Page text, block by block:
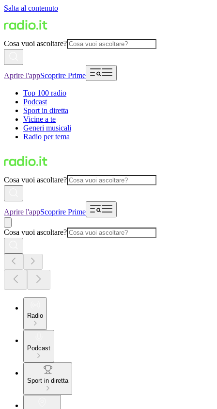
Salta al contenuto
Cosa vuoi ascoltare?
Aprire l'appScoprire Prime
Top 100 radio
Podcast
Sport in diretta
Vicine a te
Generi musicali
Radio per tema
Cosa vuoi ascoltare?
Aprire l'appScoprire Prime
Cosa vuoi ascoltare?
Radio
Podcast
Sport in diretta